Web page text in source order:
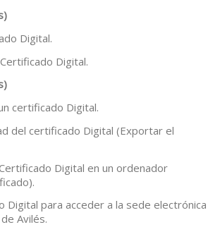
Digital.
Digital.
certificado Digital.
del certificado Digital (Exportar el
Digital en un ordenador
Digital para acceder a la sede electrónica
Avilés.